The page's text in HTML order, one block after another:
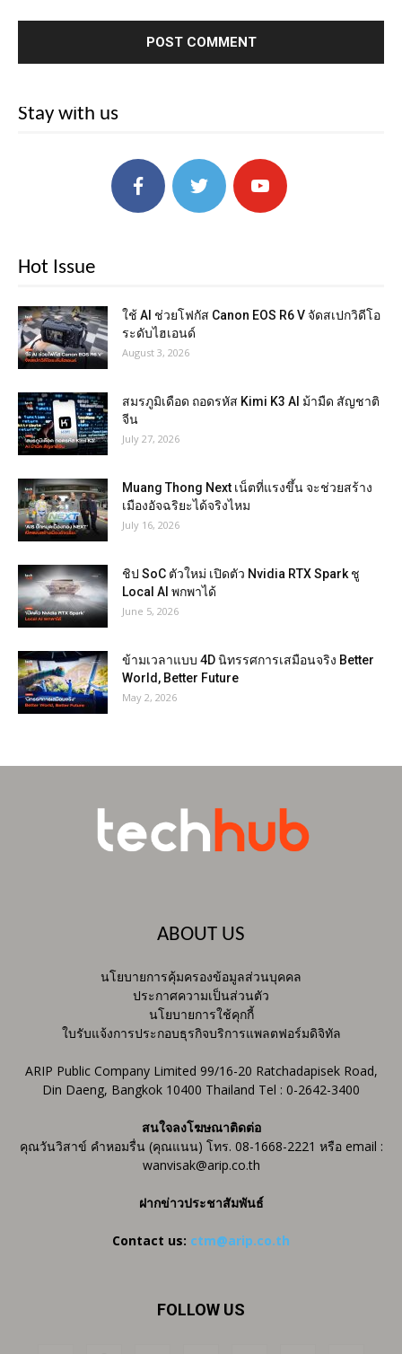
Stay with us
Hot Issue
ใช้ AI ช่วยโฟกัส Canon EOS R6 V จัดสเปกวิดีโอ
ระดับไฮเอนด์
August 3, 2026
สมรภูมิเดือด ถอดรหัส Kimi K3 AI ม้ามืด สัญชาติ
จีน
July 27, 2026
Muang Thong Next เน็ตที่แรงขึ้น จะช่วยสร้าง
เมืองอัจฉริยะได้จริงไหม
July 16, 2026
ชิป SoC ตัวใหม่ เปิดตัว Nvidia RTX Spark ชู
Local AI พกพาได้
June 5, 2026
ข้ามเวลาแบบ 4D นิทรรศการเสมือนจริง Better
World, Better Future
May 2, 2026
ABOUT US
นโยบายการคุ้มครองข้อมูลส่วนบุคคล
ประกาศความเป็นส่วนตัว
นโยบายการใช้คุกกี้
ใบรับแจ้งการประกอบธุรกิจบริการแพลตฟอร์มดิจิทัล
ARIP Public Company Limited 99/16-20 Ratchadapisek Road,
Din Daeng, Bangkok 10400 Thailand Tel : 0-2642-3400
สนใจลงโฆษณาติดต่อ
คุณวันวิสาข์ คำหอมรื่น (คุณแนน) โทร. 08-1668-2221 หรือ email :
wanvisak@arip.co.th
ฝากข่าวประชาสัมพันธ์
Contact us: ctm@arip.co.th
FOLLOW US